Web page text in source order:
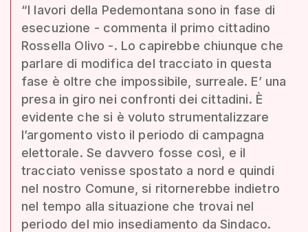
“I lavori della Pedemontana sono in fase di
esecuzione - commenta il primo cittadino
Rossella Olivo -. Lo capirebbe chiunque che
parlare di modifica del tracciato in questa
fase è oltre che impossibile, surreale. E’ una
presa in giro nei confronti dei cittadini. È
evidente che si è voluto strumentalizzare
l’argomento visto il periodo di campagna
elettorale. Se davvero fosse così, e il
tracciato venisse spostato a nord e quindi
nel nostro Comune, si ritornerebbe indietro
nel tempo alla situazione che trovai nel
periodo del mio insediamento da Sindaco.